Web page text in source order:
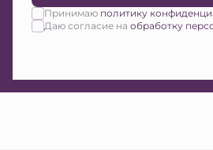
Принимаю политику
Даю согласие на обработку